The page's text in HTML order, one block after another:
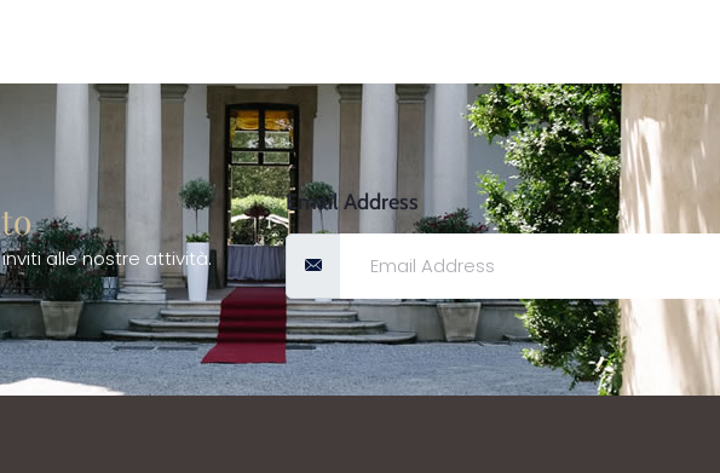
alle nostre attività.
Email Address